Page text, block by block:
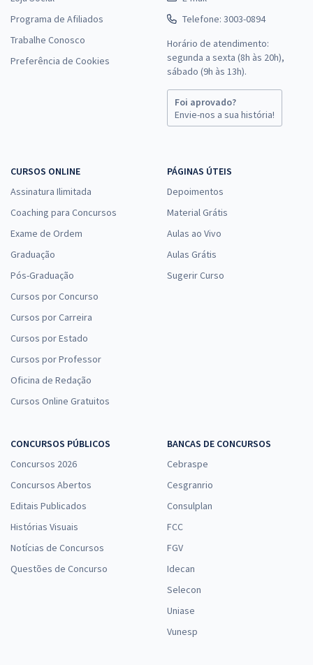
Programa de Afiliados
Trabalhe Conosco
Preferência de Cookies
Telefone: 3003-0894
Horário de atendimento:
segunda a sexta (8h às 20h),
sábado (9h às 13h).
Foi aprovado?
Envie-nos a sua história!
CURSOS ONLINE
Assinatura Ilimitada
Coaching para Concursos
Exame de Ordem
Graduação
Pós-Graduação
Cursos por Concurso
Cursos por Carreira
Cursos por Estado
Cursos por Professor
Oficina de Redação
Cursos Online Gratuitos
PÁGINAS ÚTEIS
Depoimentos
Material Grátis
Aulas ao Vivo
Aulas Grátis
Sugerir Curso
CONCURSOS PÚBLICOS
Concursos 2026
Concursos Abertos
Editais Publicados
Histórias Visuais
Notícias de Concursos
Questões de Concurso
BANCAS DE CONCURSOS
Cebraspe
Cesgranrio
Consulplan
FCC
FGV
Idecan
Selecon
Uniase
Vunesp